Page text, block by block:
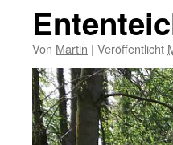
Von Martin | Veröffentlicht